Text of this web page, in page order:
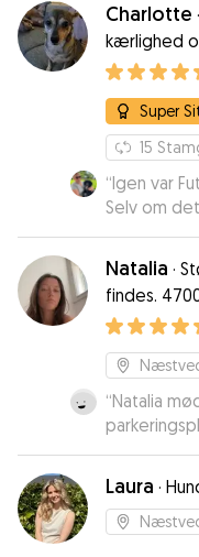
Charlotte ·
kærlighed
Super
15
“Igen var
Selv om
kradsede
Natalia ·
findes.
“Natalia
hun var
samme
spurgte
anbefale
Laura ·